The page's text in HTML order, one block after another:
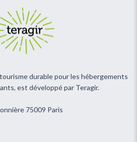
durable pour les hébergements
est développé par Teragir.
75009 Paris